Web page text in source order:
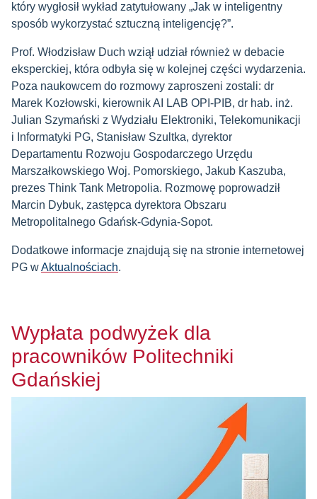
który wygłosił wykład zatytułowany „Jak w inteligentny
sposób wykorzystać sztuczną inteligencję?”.
Prof. Włodzisław Duch wziął udział również w debacie
eksperckiej, która odbyła się w kolejnej części wydarzenia.
Poza naukowcem do rozmowy zaproszeni zostali: dr
Marek Kozłowski, kierownik AI LAB OPI-PIB, dr hab. inż.
Julian Szymański z Wydziału Elektroniki, Telekomunikacji
i Informatyki PG, Stanisław Szultka, dyrektor
Departamentu Rozwoju Gospodarczego Urzędu
Marszałkowskiego Woj. Pomorskiego, Jakub Kaszuba,
prezes Think Tank Metropolia. Rozmowę poprowadził
Marcin Dybuk, zastępca dyrektora Obszaru
Metropolitalnego Gdańsk-Gdynia-Sopot.
Dodatkowe informacje znajdują się na stronie internetowej
PG wAktualnościach.
Wypłata podwyżek dla
pracowników Politechniki
Gdańskiej